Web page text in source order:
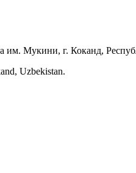
им. Мукини, г. Коканд,
Uzbekistan.